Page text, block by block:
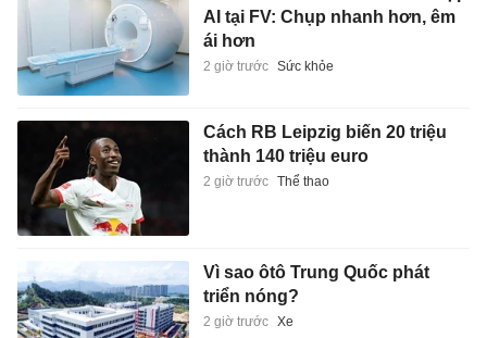
AI tại FV: Chụp nhanh hơn, êm
ái hơn
2 giờ trước Sức khỏe
Cách RB Leipzig biến 20 triệu
thành 140 triệu euro
2 giờ trước Thể thao
Vì sao ôtô Trung Quốc phát
triển nóng?
2 giờ trước Xe